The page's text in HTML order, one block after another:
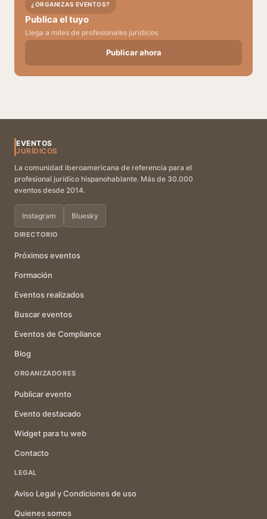
¿ORGANIZAS EVENTOS?
Publica el tuyo
Llega a miles de profesionales jurídicos
Publicar ahora
EVENTOS
JURÍDICOS
La comunidad iberoamericana de referencia para el
profesional jurídico hispanohablante. Más de 30.000
eventos desde 2014.
Instagram Bluesky
DIRECTORIO
Próximos eventos
Formación
Eventos realizados
Buscar eventos
Eventos de Compliance
Blog
ORGANIZADORES
Publicar evento
Evento destacado
Widget para tu web
Contacto
LEGAL
Aviso Legal y Condiciones de uso
Quienes somos